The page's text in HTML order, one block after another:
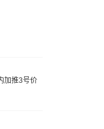
加推3号价